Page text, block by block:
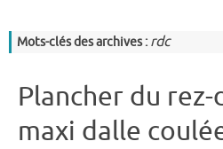
Mots-clés des archives : rdc
Plancher du rez-
maxi dalle